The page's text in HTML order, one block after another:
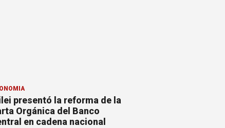
presentó la reforma de la
Orgánica del Banco
en cadena nacional